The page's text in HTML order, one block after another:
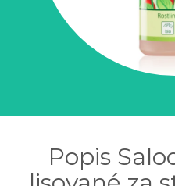
Popis